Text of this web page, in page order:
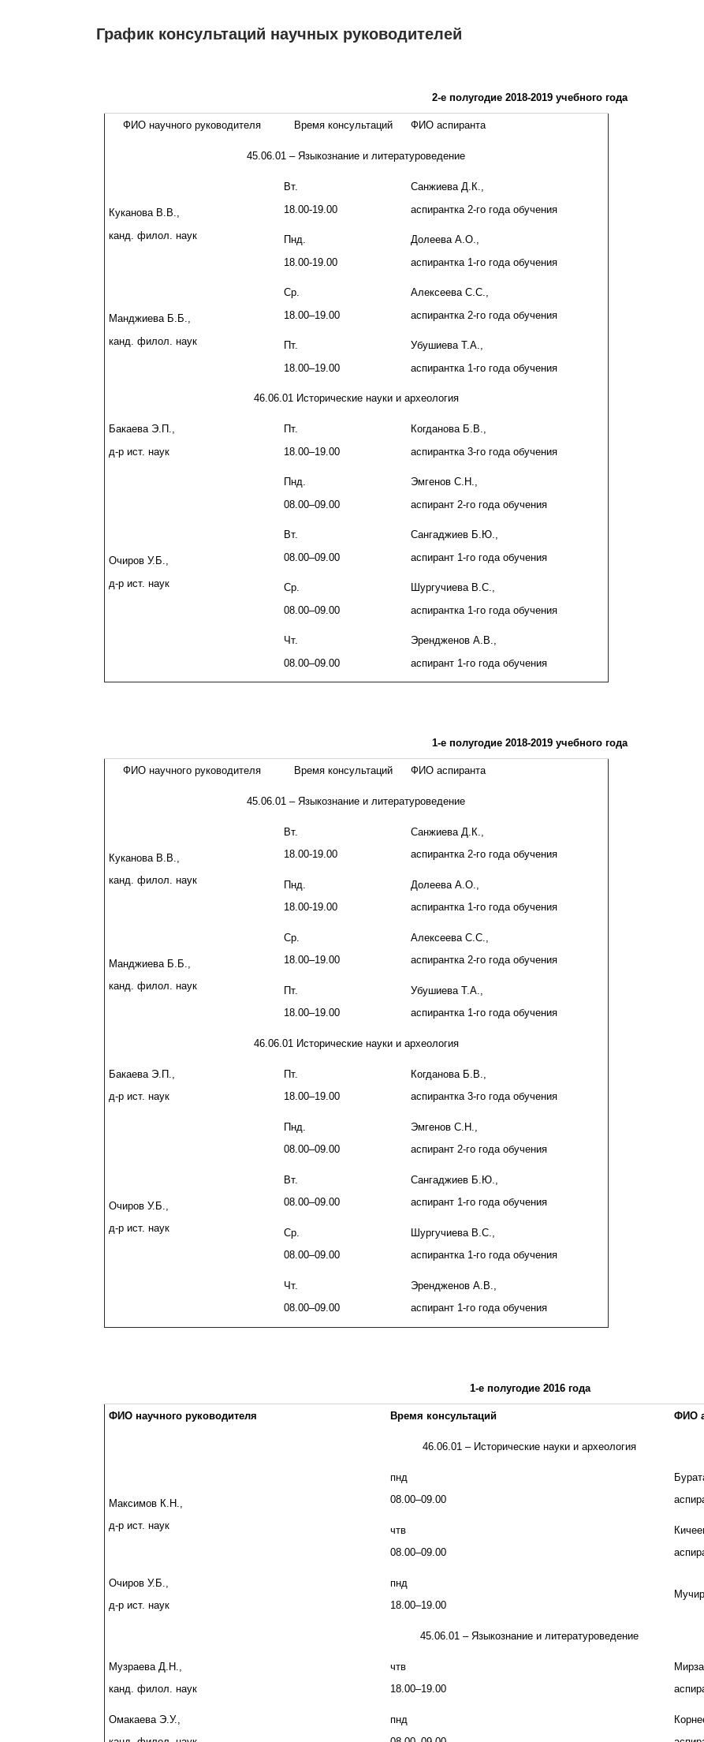
График консультаций научных руководителей
2-е полугодие 2018-2019 учебного года
ФИО научного руководителя Время консультаций ФИО аспиранта
45.06.01 – Языкознание и литературоведение
Куканова В.В.,
канд. филол. наук
Вт.
18.00-19.00
Санжиева Д.К.,
аспирантка 2-го года обучения
Пнд.
18.00-19.00
Долеева А.О.,
аспирантка 1-го года обучения
Манджиева Б.Б.,
канд. филол. наук
Ср.
18.00–19.00
Алексеева С.С.,
аспирантка 2-го года обучения
Пт.
18.00–19.00
Убушиева Т.А.,
аспирантка 1-го года обучения
46.06.01 Исторические науки и археология
Бакаева Э.П.,
д-р ист. наук
Пт.
18.00–19.00
Когданова Б.В.,
аспирантка 3-го года обучения
Очиров У.Б.,
д-р ист. наук
Пнд.
08.00–09.00
Эмгенов С.Н.,
аспирант 2-го года обучения
Вт.
08.00–09.00
Сангаджиев Б.Ю.,
аспирант 1-го года обучения
Ср.
08.00–09.00
Шургучиева В.С.,
аспирантка 1-го года обучения
Чт.
08.00–09.00
Эрендженов А.В.,
аспирант 1-го года обучения
1-е полугодие 2018-2019 учебного года
ФИО научного руководителя Время консультаций ФИО аспиранта
45.06.01 – Языкознание и литературоведение
Куканова В.В.,
канд. филол. наук
Вт.
18.00-19.00
Санжиева Д.К.,
аспирантка 2-го года обучения
Пнд.
18.00-19.00
Долеева А.О.,
аспирантка 1-го года обучения
Манджиева Б.Б.,
канд. филол. наук
Ср.
18.00–19.00
Алексеева С.С.,
аспирантка 2-го года обучения
Пт.
18.00–19.00
Убушиева Т.А.,
аспирантка 1-го года обучения
46.06.01 Исторические науки и археология
Бакаева Э.П.,
д-р ист. наук
Пт.
18.00–19.00
Когданова Б.В.,
аспирантка 3-го года обучения
Очиров У.Б.,
д-р ист. наук
Пнд.
08.00–09.00
Эмгенов С.Н.,
аспирант 2-го года обучения
Вт.
08.00–09.00
Сангаджиев Б.Ю.,
аспирант 1-го года обучения
Ср.
08.00–09.00
Шургучиева В.С.,
аспирантка 1-го года обучения
Чт.
08.00–09.00
Эрендженов А.В.,
аспирант 1-го года обучения
1-е полугодие 2016 года
ФИО научного руководителя Время консультаций ФИО
46.06.01 – Исторические науки и археология
Максимов К.Н.,
д-р ист. наук
пнд
08.00–09.00
чтв
08.00–09.00
Очиров У.Б.,
д-р ист. наук
пнд
18.00–19.00
45.06.01 – Языкознание и литературоведение
Музраева Д.Н.,
канд. филол. наук
чтв
18.00–19.00
Омакаева Э.У.,
пнд